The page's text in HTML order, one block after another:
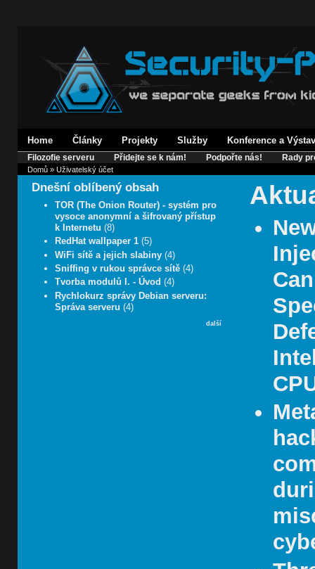
Home Články Projekty Služby Konference a
Filozofie serveru Přidejte se k nám! Podpořte nás! Rady
Domů» Uživatelský účet
Dnešní oblíbený obsah
TOR (The Onion Router) - systém pro
vysoce anonymní a šifrovaný přístup
k Internetu (8)
RedHat wallpaper 1 (5)
WiFi sítě a jejich slabiny (4)
Sniffing v rukou správce sítě (4)
Tvorba modulů I. - Úvod (4)
Rychlokurz správy Debian serveru:
Správa serveru (4)
další